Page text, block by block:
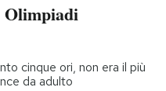
Olimpiadi
cinque ori, non era il più
da adulto